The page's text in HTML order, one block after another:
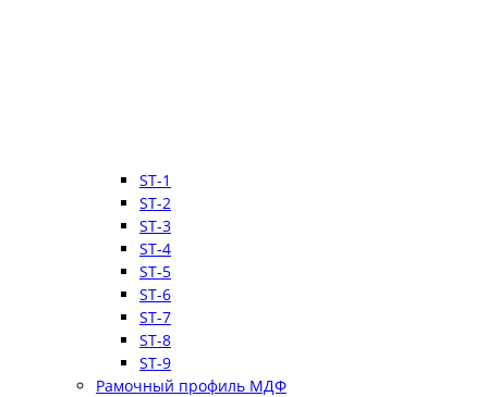
ST-1
ST-2
ST-3
ST-4
ST-5
ST-6
ST-7
ST-8
ST-9
Рамочный профиль МДФ